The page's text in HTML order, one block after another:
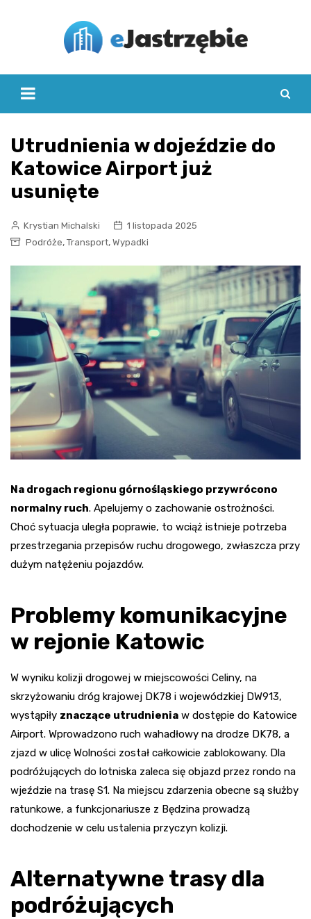
Utrudnienia w dojeździe do
Katowice Airport już
usunięte
Krystian Michalski
1 listopada 2025
Podróże, Transport, Wypadki
Na drogach regionu górnośląskiego przywrócono
normalny ruch. Apelujemy o zachowanie ostrożności.
Choć sytuacja uległa poprawie, to wciąż istnieje potrzeba
przestrzegania przepisów ruchu drogowego, zwłaszcza przy
dużym natężeniu pojazdów.
Problemy komunikacyjne
w rejonie Katowic
W wyniku kolizji drogowej w miejscowości Celiny, na
skrzyżowaniu dróg krajowej DK78 i wojewódzkiej DW913,
wystąpiły znaczące utrudnienia w dostępie do Katowice
Airport. Wprowadzono ruch wahadłowy na drodze DK78, a
zjazd w ulicę Wolności został całkowicie zablokowany. Dla
podróżujących do lotniska zaleca się objazd przez rondo na
wjeździe na trasę S1. Na miejscu zdarzenia obecne są służby
ratunkowe, a funkcjonariusze z Będzina prowadzą
dochodzenie w celu ustalenia przyczyn kolizji.
Alternatywne trasy dla
podróżujących